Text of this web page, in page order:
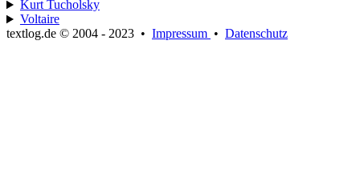
Kurt Tucholsky
Voltaire
textlog.de © 2004 - 2023 • Impressum • Datenschutz